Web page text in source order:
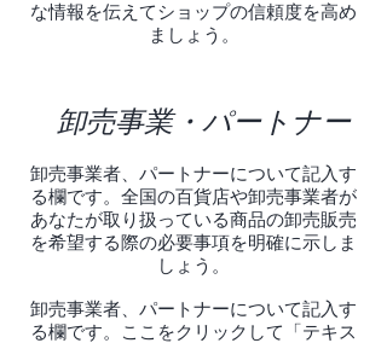
な情報を伝えてショップの信頼度を高め
ましょう。
卸売事業・パートナー
卸売事業者、パートナーについて記入す
る欄です。全国の百貨店や卸売事業者が
あなたが取り扱っている商品の卸売販売
を希望する際の必要事項を明確に示しま
しょう。
卸売事業者、パートナーについて記入す
る欄です。ここをクリックして「テキス